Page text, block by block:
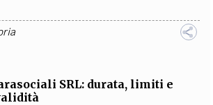
SRL: durata, limiti e